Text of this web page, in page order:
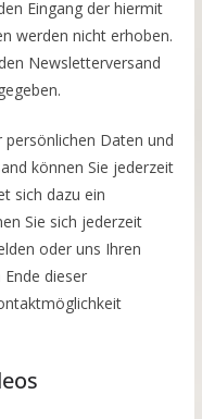
Eingang der hiermit
werden nicht erhoben.
Newsletterversand
persönlichen Daten und
können Sie jederzeit
sich dazu ein
Sie sich jederzeit
oder uns Ihren
dieser